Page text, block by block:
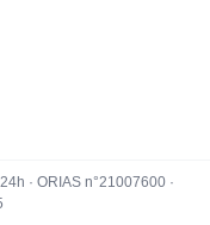
· ORIAS n°21007600 ·